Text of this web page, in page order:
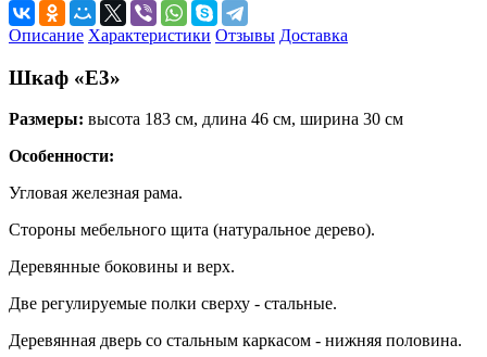
Описание Характеристики Отзывы Доставка
Шкаф «Е3»
Размеры: высота 183 см, длина 46 см, ширина 30 см
Особенности:
Угловая железная рама.
Стороны мебельного щита (натуральное дерево).
Деревянные боковины и верх.
Две регулируемые полки сверху - стальные.
Деревянная дверь со стальным каркасом - нижняя половина.